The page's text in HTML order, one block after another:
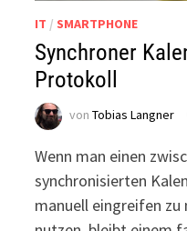
IT / SMARTPHONE
Synchroner
Protokoll
vonTobias Langner
Wenn man einen
synchronisierten
manuell eingreifen zu